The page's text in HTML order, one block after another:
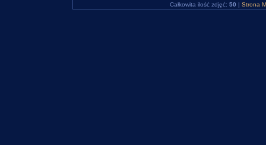
Całkowita ilość zdjęć: 50 | Strona